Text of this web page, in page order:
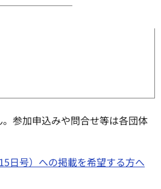
参加申込みや問合せ等は各団体
日号）への掲載を希望する方へ